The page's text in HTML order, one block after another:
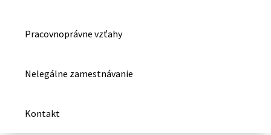
Pracovnoprávne vzťahy
Nelegálne zamestnávanie
Kontakt